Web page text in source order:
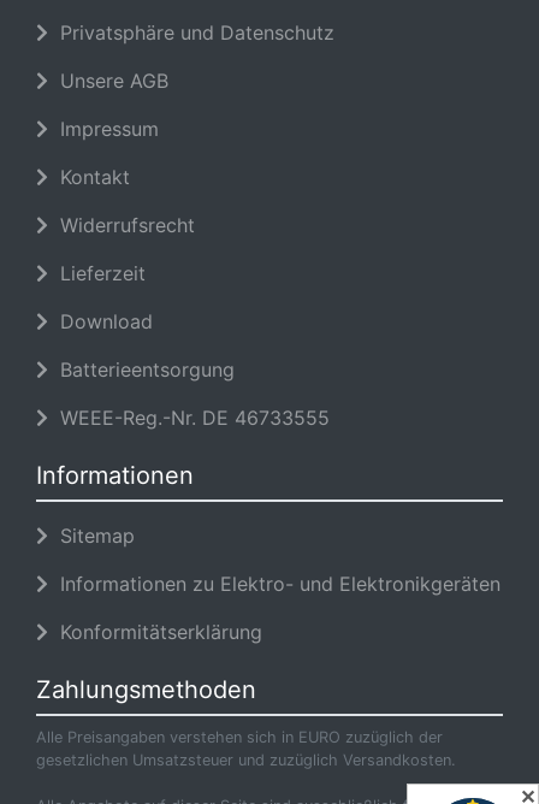
Privatsphäre und Datenschutz
Unsere AGB
Impressum
Kontakt
Widerrufsrecht
Lieferzeit
Download
Batterieentsorgung
WEEE-Reg.-Nr. DE 46733555
Informationen
Sitemap
Informationen zu Elektro- und Elektronikgeräten
Konformitätserklärung
Zahlungsmethoden
Alle Preisangaben verstehen sich in EURO zuzüglich der
gesetzlichen Umsatzsteuer und zuzüglich Versandkosten.
✕